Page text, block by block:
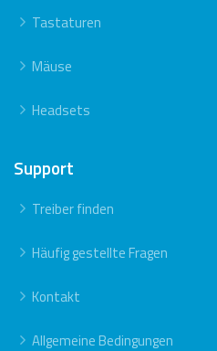
Tastaturen
Mäuse
Headsets
Support
Treiber finden
Häufig gestellte Fragen
Kontakt
Allgemeine Bedingungen